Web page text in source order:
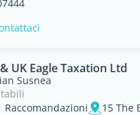
UK Eagle Taxation Ltd
Susnea
Raccomandazioni
15 The